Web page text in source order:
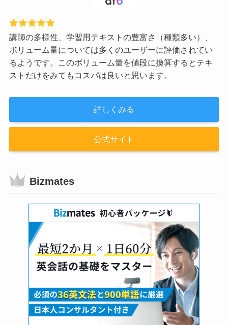
講師の多様性、学習用テキストの豊富さ（種類多い）、
ボリューム量については多くのユーザーに評価されてい
るようです。このボリューム量を値段に換算するとテキ
ストだけをみてもコスパは良いと思います。
詳しくみる
公式サイト
Bizmates